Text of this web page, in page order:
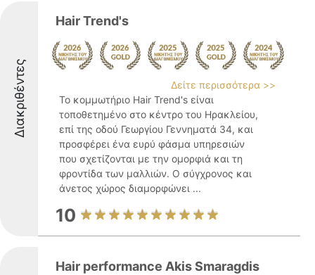
Διακριθέντες
Hair Trend's
Δείτε περισσότερα >>
Το κομμωτήριο Hair Trend's είναι
τοποθετημένο στο κέντρο του Ηρακλείου,
επί της οδού Γεωργίου Γεννηματά 34, και
προσφέρει ένα ευρύ φάσμα υπηρεσιών
που σχετίζονται με την ομορφιά και τη
φροντίδα των μαλλιών. Ο σύγχρονος και
άνετος χώρος διαμορφώνει ...
10
Hair performance Akis Smaragdis